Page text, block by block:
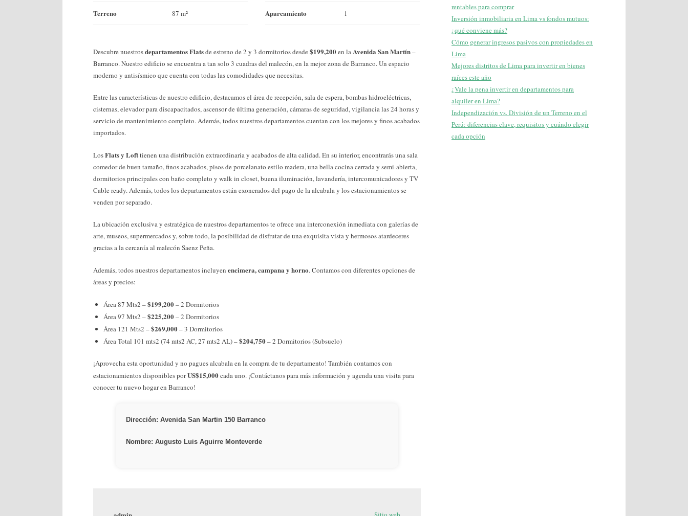
Terreno 87 m² Aparcamiento 1
Descubre nuestrosdepartamentos Flatsde estreno de 2 y 3 dormitorios desde $199,200en laAvenida San Martín–
Barranco. Nuestro edificio se encuentra a tan solo 3 cuadras del malecón, en la mejor zona de Barranco. Un espacio
moderno y antisísmico que cuenta con todas las comodidades que necesitas.
Entre las características de nuestro edificio, destacamos el área de recepción, sala de espera, bombas hidroeléctricas,
cisternas, elevador para discapacitados, ascensor de última generación, cámaras de seguridad, vigilancia las 24 horas y
servicio de mantenimiento completo. Además, todos nuestros departamentos cuentan con los mejores y finos acabados
importados.
LosFlats y Lofttienen una distribución extraordinaria y acabados de alta calidad. En su interior, encontrarás una sala
comedor de buen tamaño, finos acabados, pisos de porcelanato estilo madera, una bella cocina cerrada y semi-abierta,
dormitorios principales con baño completo y walk in closet, buena iluminación, lavandería, intercomunicadores y TV
Cable ready. Además, todos los departamentos están exonerados del pago de la alcabala y los estacionamientos se
venden por separado.
La ubicación exclusiva y estratégica de nuestros departamentos te ofrece una interconexión inmediata con galerías de
arte, museos, supermercados y, sobre todo, la posibilidad de disfrutar de una exquisita vista y hermosos atardeceres
gracias a la cercanía al malecón Saenz Peña.
Además, todos nuestros departamentos incluyen encimera, campana y horno. Contamos con diferentes opciones de
áreas y precios:
Área 87 Mts2 –$199,200– 2 Dormitorios
Área 97 Mts2 –$225,200– 2 Dormitorios
Área 121 Mts2 –$269,000– 3 Dormitorios
Área Total 101 mts2 (74 mts2 AC, 27 mts2 AL) –$204,750– 2 Dormitorios (Subsuelo)
¡Aprovecha esta oportunidad y no pagues alcabala en la compra de tu departamento! También contamos con
estacionamientos disponibles porUS$15,000cada uno. ¡Contáctanos para más información y agenda una visita para
conocer tu nuevo hogar en Barranco!
Dirección: Avenida San Martin 150 Barranco
Nombre: Augusto Luis Aguirre Monteverde
rentables para comprar
Inversión inmobiliaria en Lima vs fondos mutuos:
¿qué conviene más?
Cómo generar ingresos pasivos con propiedades en
Lima
Mejores distritos de Lima para invertir en bienes
raíces este año
¿Vale la pena invertir en departamentos para
alquiler en Lima?
Independización vs. División de un Terreno en el
Perú: diferencias clave, requisitos y cuándo elegir
cada opción